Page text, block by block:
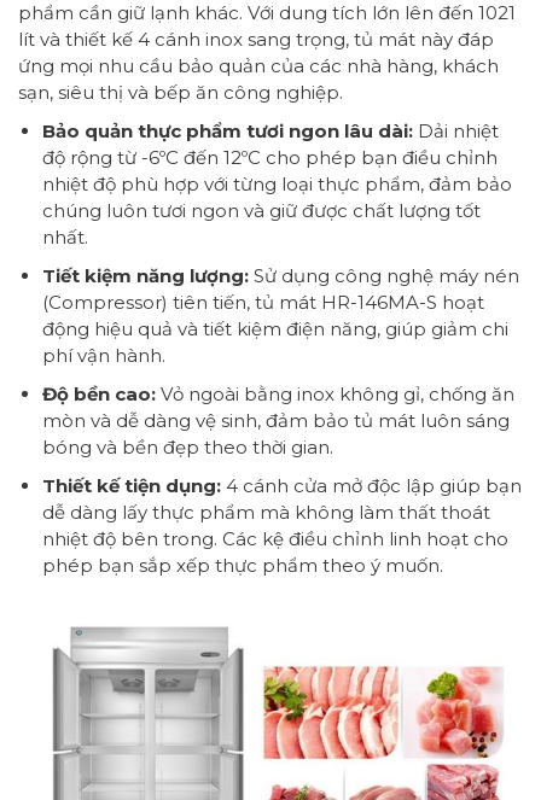
phẩm cần giữ lạnh khác. Với dung tích lớn lên đến 1021
lít và thiết kế 4 cánh inox sang trọng, tủ mát này đáp
ứng mọi nhu cầu bảo quản của các nhà hàng, khách
sạn, siêu thị và bếp ăn công nghiệp.
Bảo quản thực phẩm tươi ngon lâu dài:Dải nhiệt
độ rộng từ -6ºC đến 12ºC cho phép bạn điều chỉnh
nhiệt độ phù hợp với từng loại thực phẩm, đảm bảo
chúng luôn tươi ngon và giữ được chất lượng tốt
nhất.
Tiết kiệm năng lượng:Sử dụng công nghệ máy nén
(Compressor) tiên tiến, tủ mát HR-146MA-S hoạt
động hiệu quả và tiết kiệm điện năng, giúp giảm chi
phí vận hành.
Độ bền cao:Vỏ ngoài bằng inox không gỉ, chống ăn
mòn và dễ dàng vệ sinh, đảm bảo tủ mát luôn sáng
bóng và bền đẹp theo thời gian.
Thiết kế tiện dụng:4 cánh cửa mở độc lập giúp bạn
dễ dàng lấy thực phẩm mà không làm thất thoát
nhiệt độ bên trong. Các kệ điều chỉnh linh hoạt cho
phép bạn sắp xếp thực phẩm theo ý muốn.